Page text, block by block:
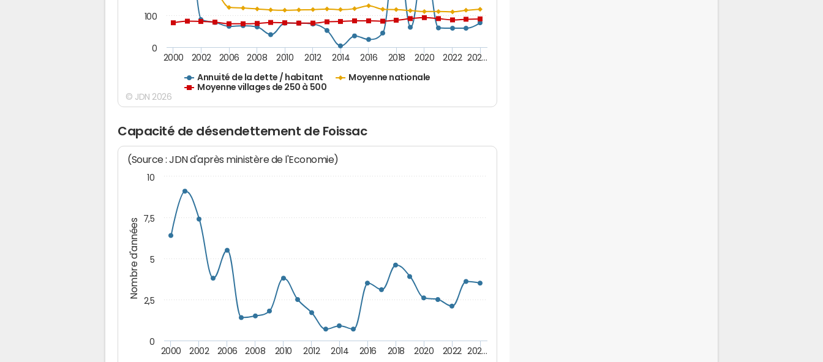
Annuité de la dette / habitant
Moyenne nationale
Moyenne villages de 250 à 500
2000 2002 2006 2008 2010 2012 2014 2016 2018 2020 2022 202…
0
100
© JDN 2026
Capacité de désendettement de Foissac
Nombre d'années
(Source : JDN d'après ministère de l'Economie)
2000 2002 2006 2008 2010 2012 2014 2016 2018 2020 2022 202…
0
2,5
5
7,5
10